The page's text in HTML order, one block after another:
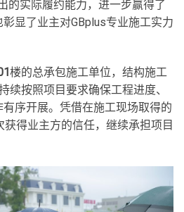
的实际履约能力，进一步赢得了
显了业主对GBplus专业施工实力
楼的总承包施工单位，结构施工
续按照项目要求确保工程进度、
序开展。凭借在施工现场取得的
获得业主方的信任，继续承担项目